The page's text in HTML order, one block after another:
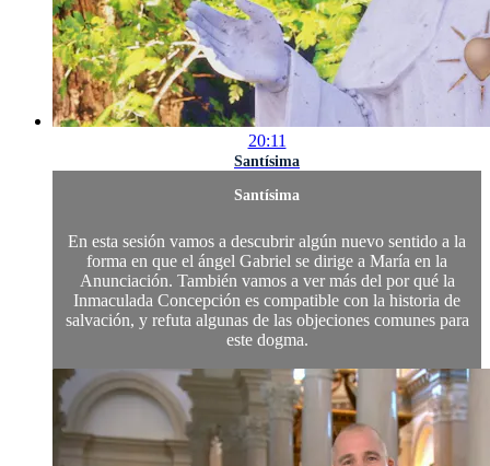
20:11
Santísima
Santísima
En esta sesión vamos a descubrir algún nuevo sentido a la
forma en que el ángel Gabriel se dirige a María en la
Anunciación. También vamos a ver más del por qué la
Inmaculada Concepción es compatible con la historia de
salvación, y refuta algunas de las objeciones comunes para
este dogma.